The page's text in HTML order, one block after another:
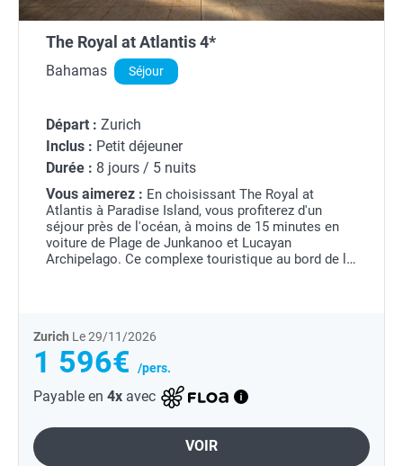
The Royal at Atlantis 4*
Bahamas Séjour
Départ : Zurich
Inclus : Petit déjeuner
Durée : 8 jours / 5 nuits
Vous aimerez : En choisissant The Royal at
Atlantis à Paradise Island, vous profiterez d'un
séjour près de l'océan, à moins de 15 minutes en
voiture de Plage de Junkanoo et Lucayan
Archipelago. Ce complexe touristique au bord de la
Zurich Le 29/11/2026
1 596€ /pers.
Payable en 4x avec
VOIR